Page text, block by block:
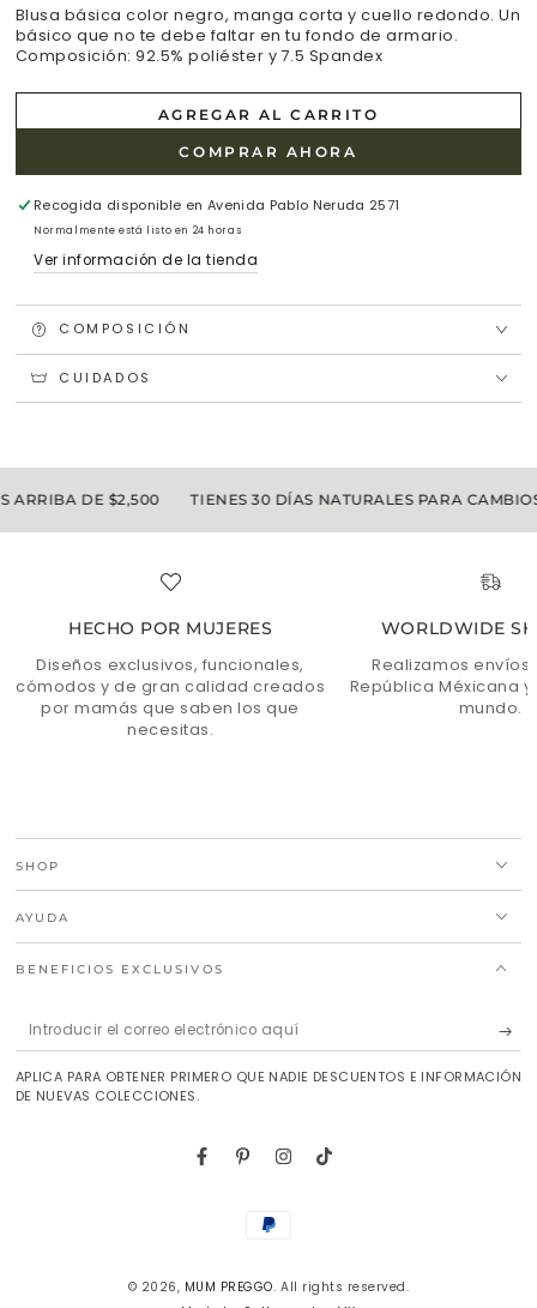
disponible
Blusa básica color negro, manga corta y cuello redondo. Un
básico que no te debe faltar en tu fondo de armario.
Composición: 92.5% poliéster y 7.5 Spandex
AGREGAR AL CARRITO
COMPRAR AHORA
Recogida disponible en Avenida Pablo Neruda 2571
Normalmente está listo en 24 horas
Ver información de la tienda
COMPOSICIÓN
CUIDADOS
DE $2,500 TIENES 30 DÍAS NATURALES PARA CAMBIOS
HECHO POR MUJERES
Diseños exclusivos, funcionales,
cómodos y de gran calidad creados
por mamás que saben los que
necesitas.
WORLDWIDE
Realizamos envíos
República Méxicana
mundo.
SHOP
AYUDA
BENEFICIOS EXCLUSIVOS
Introducir
el
correo
APLICA PARA OBTENER PRIMERO QUE NADIE DESCUENTOS E INFORMACIÓN
DE NUEVAS COLECCIONES.
FacebookPinterestInstagram
TikTok
© 2026, MUM PREGGO. All rights reserved.